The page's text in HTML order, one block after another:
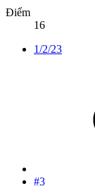
Điểm
16
1/2/23
#3